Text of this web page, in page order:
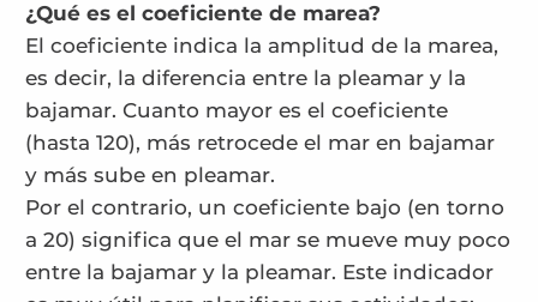
¿Qué es el coeficiente de marea?
El coeficiente indica la amplitud de la marea,
es decir, la diferencia entre la pleamar y la
bajamar. Cuanto mayor es el coeficiente
(hasta 120), más retrocede el mar en bajamar
y más sube en pleamar.
Por el contrario, un coeficiente bajo (en torno
a 20) significa que el mar se mueve muy poco
entre la bajamar y la pleamar. Este indicador